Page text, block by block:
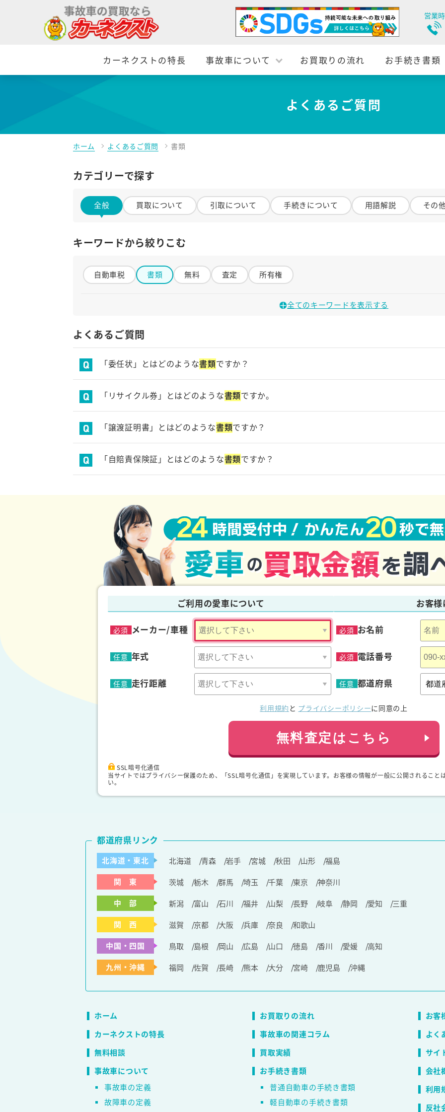
営業
カーネクストの特長 事故車について お買取りの流れ お手続き書類
よくあるご質問
ホーム よくあるご質問 書類
カテゴリーで探す
全般 買取について 引取について 手続きについて 用語解説 その他
キーワードから絞りこむ
自動車税 書類 無料 査定 所有権
さ行
査定
事故車 自然災害 自動車重量税
た行
対応
地域 問い合わせ
な行
ナンバープレート
任意保険
パーツ
廃車 不動車 保険
マイナンバー
無料
ら行
ローン
全てのキーワードを表示する
よくあるご質問
「委任状」とはどのような書類ですか？
自動者の廃車手続きを本人以外の他人が行う際に必要になる
「リサイクル券」とはどのような書類ですか。
新車の購入時にリサイクル料金の預託を行ったことを証明するための
「譲渡証明書」とはどのような書類ですか？
旧所有者から新所有者に車の名義が変更されたことを証明する
「自賠責保険証」とはどのような書類ですか？
ご利用の愛車について
必須 メーカー/車種
任意 年式
任意 走行距離
お客様
必須 お名前
必須 電話番号
任意 都道府県
利用規約 と プライバシーポリシーに同意の上
無料査定はこちら
SSL暗号化通信
当サイトではプライバシー保護のため、「SSL暗号化通信」を実現しています。お客様の情報が一般に公開されること
い。
北海道・東北 北海道 青森 岩手 宮城 秋田 山形 福島
関 東 茨城 栃木 群馬 埼玉 千葉 東京 神奈川
中 部 新潟 富山 石川 福井 山梨 長野 岐阜 静岡 愛知 三重
関 西 滋賀 京都 大阪 兵庫 奈良 和歌山
中国・四国 鳥取 島根 岡山 広島 山口 徳島 香川 愛媛 高知
九州・沖縄 福岡 佐賀 長崎 熊本 大分 宮崎 鹿児島 沖縄
都道府県リンク
ホーム
カーネクストの特長
無料相談
事故車について
事故車の定義
故障車の定義
お買取りの流れ
事故車の関連コラム
買取実績
お手続き書類
普通自動車の手続き書類
軽自動車の手続き書類
お客
よく
サイ
会社
利用
反社